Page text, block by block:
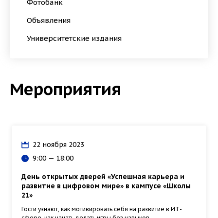
Фотобанк
Объявления
Университетские издания
Мероприятия
22 ноября 2023
9:00 — 18:00
День открытых дверей «Успешная карьера и
развитие в цифровом мире» в кампусе «Школы
21»
Гости узнают, как мотивировать себя на развитие в ИТ-